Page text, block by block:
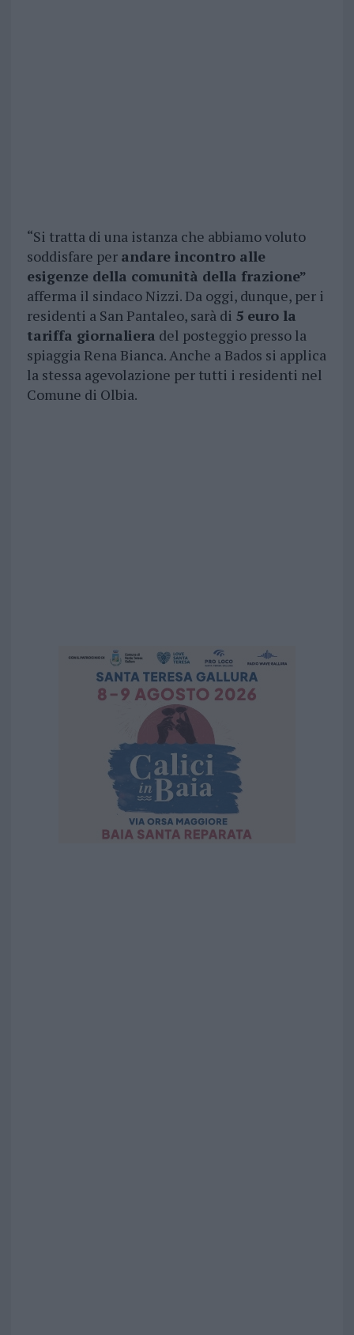
“Si tratta di una istanza che abbiamo voluto
soddisfare per andare incontro alle
esigenze della comunità della frazione”
afferma il sindaco Nizzi. Da oggi, dunque, per i
residenti a San Pantaleo, sarà di 5 euro la
tariffa giornaliera del posteggio presso la
spiaggia Rena Bianca. Anche a Bados si applica
la stessa agevolazione per tutti i residenti nel
Comune di Olbia.